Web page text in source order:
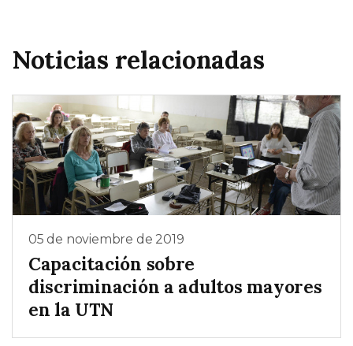
Noticias relacionadas
05 de noviembre de 2019
Capacitación sobre
discriminación a adultos mayores
en la UTN